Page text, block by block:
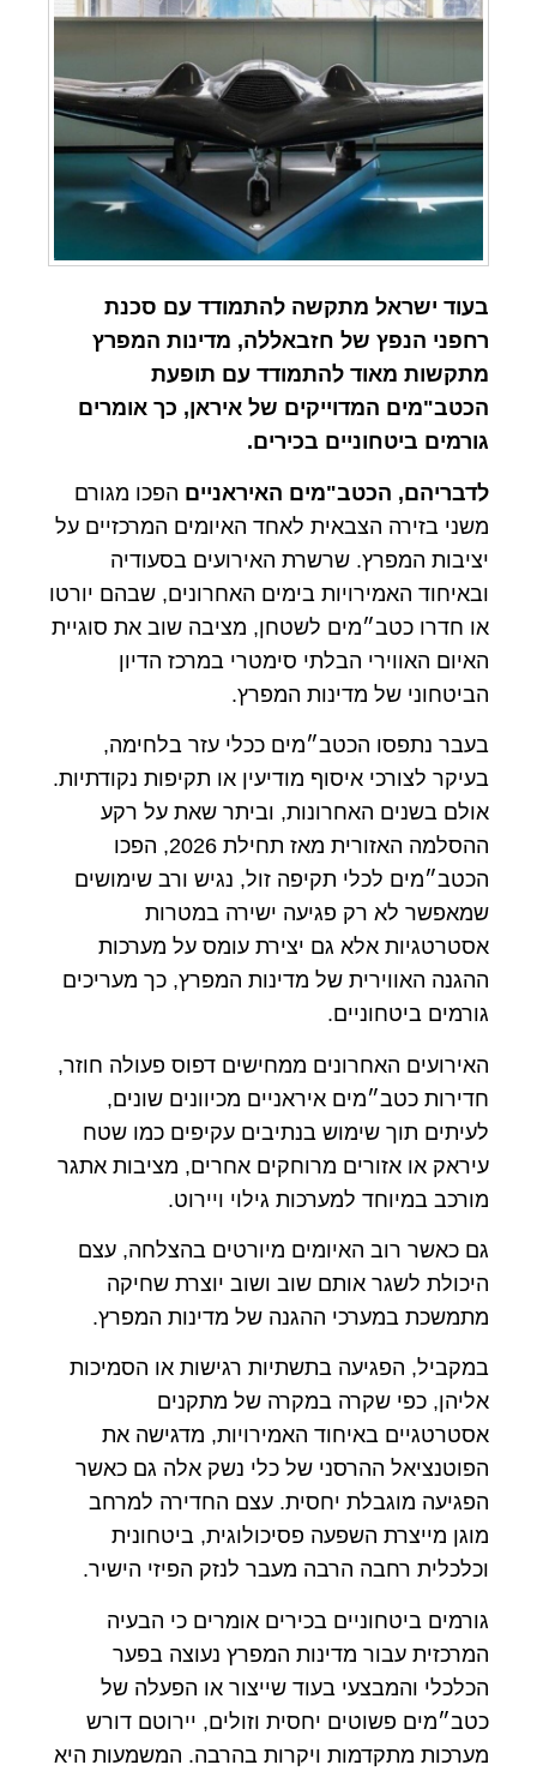
בעוד ישראל מתקשה להתמודד עם סכנת
רחפני הנפץ של חזבאללה, מדינות המפרץ
מתקשות מאוד להתמודד עם תופעת
הכטב"מים המדוייקים של איראן, כך אומרים
גורמים ביטחוניים בכירים.
לדבריהם, הכטב"מים האיראניים הפכו מגורם
משני בזירה הצבאית לאחד האיומים המרכזיים על
יציבות המפרץ. שרשרת האירועים בסעודיה
ובאיחוד האמירויות בימים האחרונים, שבהם יורטו
או חדרו כטב״מים לשטחן, מציבה שוב את סוגיית
האיום האווירי הבלתי סימטרי במרכז הדיון
הביטחוני של מדינות המפרץ.
בעבר נתפסו הכטב״מים ככלי עזר בלחימה,
בעיקר לצורכי איסוף מודיעין או תקיפות נקודתיות.
אולם בשנים האחרונות, וביתר שאת על רקע
ההסלמה האזורית מאז תחילת 2026, הפכו
הכטב״מים לכלי תקיפה זול, נגיש ורב שימושים
שמאפשר לא רק פגיעה ישירה במטרות
אסטרטגיות אלא גם יצירת עומס על מערכות
ההגנה האווירית של מדינות המפרץ, כך מעריכים
גורמים ביטחוניים.
האירועים האחרונים ממחישים דפוס פעולה חוזר,
חדירות כטב״מים איראניים מכיוונים שונים,
לעיתים תוך שימוש בנתיבים עקיפים כמו שטח
עיראק או אזורים מרוחקים אחרים, מציבות אתגר
מורכב במיוחד למערכות גילוי ויירוט.
גם כאשר רוב האיומים מיורטים בהצלחה, עצם
היכולת לשגר אותם שוב ושוב יוצרת שחיקה
מתמשכת במערכי ההגנה של מדינות המפרץ.
במקביל, הפגיעה בתשתיות רגישות או הסמיכות
אליהן, כפי שקרה במקרה של מתקנים
אסטרטגיים באיחוד האמירויות, מדגישה את
הפוטנציאל ההרסני של כלי נשק אלה גם כאשר
הפגיעה מוגבלת יחסית. עצם החדירה למרחב
מוגן מייצרת השפעה פסיכולוגית, ביטחונית
וכלכלית רחבה הרבה מעבר לנזק הפיזי הישיר.
גורמים ביטחוניים בכירים אומרים כי הבעיה
המרכזית עבור מדינות המפרץ נעוצה בפער
הכלכלי והמבצעי בעוד שייצור או הפעלה של
כטב״מים פשוטים יחסית וזולים, יירוטם דורש
מערכות מתקדמות ויקרות בהרבה. המשמעות היא